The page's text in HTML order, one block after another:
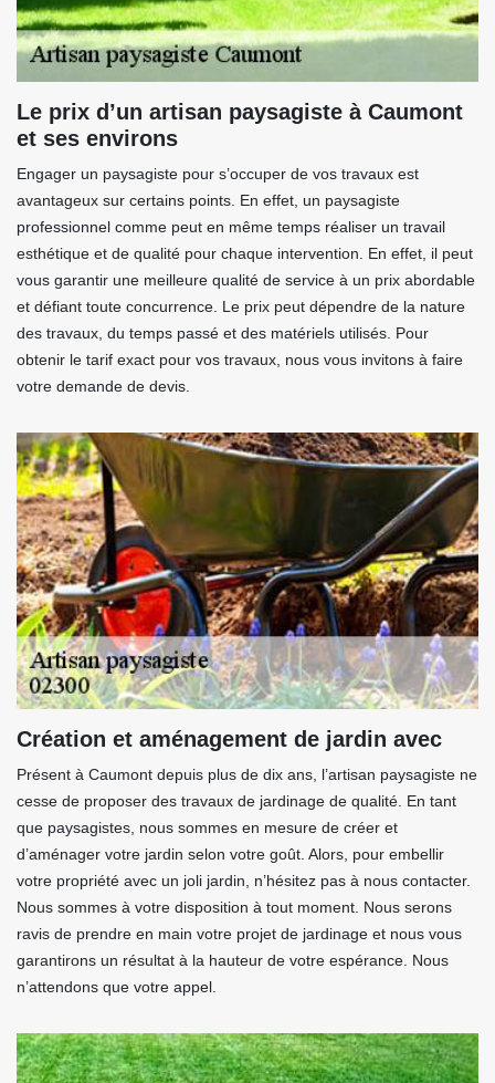
Le prix d’un artisan paysagiste à Caumont
et ses environs
Engager un paysagiste pour s’occuper de vos travaux est
avantageux sur certains points. En effet, un paysagiste
professionnel comme peut en même temps réaliser un travail
esthétique et de qualité pour chaque intervention. En effet, il peut
vous garantir une meilleure qualité de service à un prix abordable
et défiant toute concurrence. Le prix peut dépendre de la nature
des travaux, du temps passé et des matériels utilisés. Pour
obtenir le tarif exact pour vos travaux, nous vous invitons à faire
votre demande de devis.
Création et aménagement de jardin avec
Présent à Caumont depuis plus de dix ans, l’artisan paysagiste ne
cesse de proposer des travaux de jardinage de qualité. En tant
que paysagistes, nous sommes en mesure de créer et
d’aménager votre jardin selon votre goût. Alors, pour embellir
votre propriété avec un joli jardin, n’hésitez pas à nous contacter.
Nous sommes à votre disposition à tout moment. Nous serons
ravis de prendre en main votre projet de jardinage et nous vous
garantirons un résultat à la hauteur de votre espérance. Nous
n’attendons que votre appel.